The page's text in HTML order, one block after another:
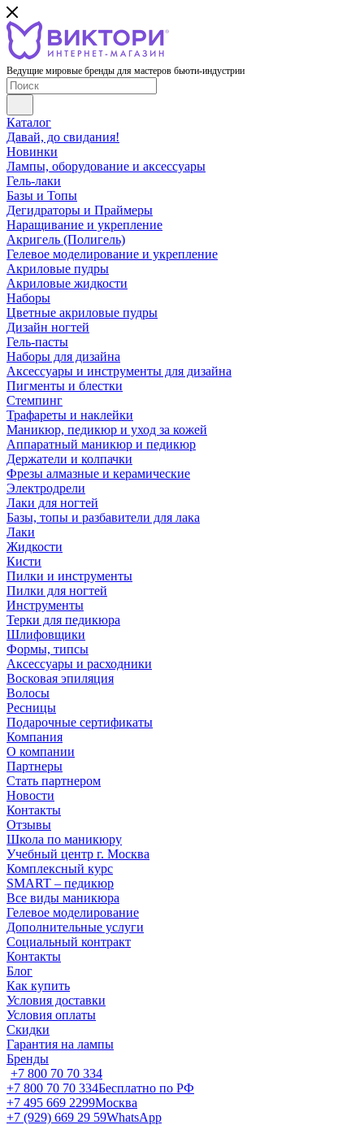
Ведущие мировые бренды для мастеров бьюти-индустрии
Каталог
Давай, до свидания!
Новинки
Лампы, оборудование и аксессуары
Гель-лаки
Базы и Топы
Дегидраторы и Праймеры
Наращивание и укрепление
Акригель (Полигель)
Гелевое моделирование и укрепление
Акриловые пудры
Акриловые жидкости
Наборы
Цветные акриловые пудры
Дизайн ногтей
Гель-пасты
Наборы для дизайна
Аксессуары и инструменты для дизайна
Пигменты и блестки
Стемпинг
Трафареты и наклейки
Маникюр, педикюр и уход за кожей
Аппаратный маникюр и педикюр
Держатели и колпачки
Фрезы алмазные и керамические
Электродрели
Лаки для ногтей
Базы, топы и разбавители для лака
Лаки
Жидкости
Кисти
Пилки и инструменты
Пилки для ногтей
Инструменты
Терки для педикюра
Шлифовщики
Формы, типсы
Аксессуары и расходники
Восковая эпиляция
Волосы
Ресницы
Подарочные сертификаты
Компания
О компании
Партнеры
Стать партнером
Новости
Контакты
Отзывы
Школа по маникюру
Учебный центр г. Москва
Комплексный курс
SMART – педикюр
Все виды маникюра
Гелевое моделирование
Дополнительные услуги
Социальный контракт
Контакты
Блог
Как купить
Условия доставки
Условия оплаты
Скидки
Гарантия на лампы
Бренды
+7 800 70 70 334
+7 800 70 70 334Бесплатно по РФ
+7 495 669 2299Москва
+7 (929) 669 29 59WhatsApp